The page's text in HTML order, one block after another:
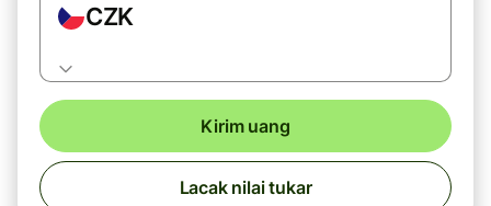
CZK
Kirim uang
Lacak nilai tukar